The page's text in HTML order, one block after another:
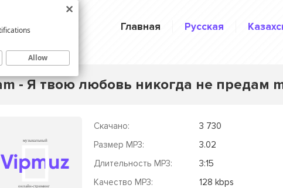
Главная Русская
- Я твою любовь никогда не предам
Скачано:
3 730
Размер MP3:
3.02
Длительность MP3:
3:15
Качество MP3:
128 kbps
Allow